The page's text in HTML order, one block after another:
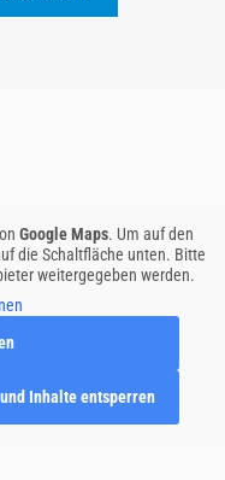
Google Maps. Um auf den
die Schaltfläche unten. Bitte
weitergegeben werden.
Inhalte entsperren